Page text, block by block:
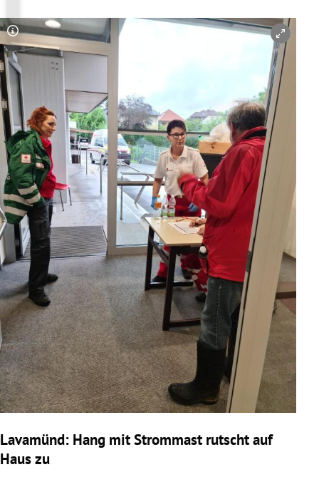
Copyright-Hinweis öffnen/schließen
Lavamünd: Hang mit Strommast rutscht auf
Haus zu